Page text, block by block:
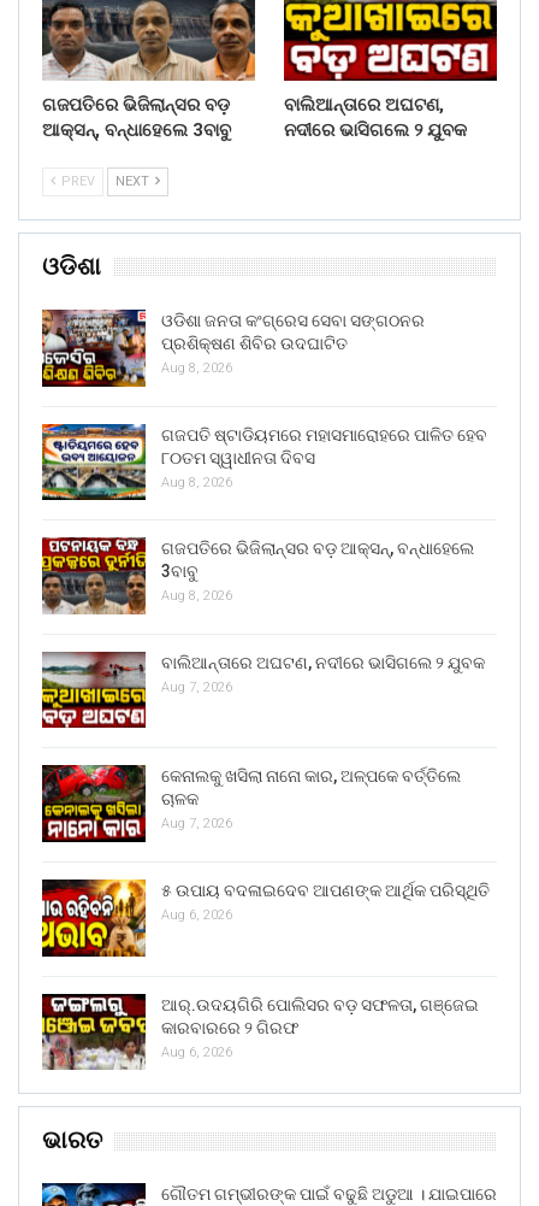
ଗଜପତିରେ ଭିଜିଲାନ୍ସର ବଡ଼
ଆକ୍ସନ୍, ବନ୍ଧାହେଲେ 3ବାବୁ
ବାଲିଆନ୍ତାରେ ଅଘଟଣ,
ନଦୀରେ ଭାସିଗଲେ ୨ ଯୁବକ
PREV NEXT
ଓଡିଶା
ଓଡିଶା ଜନତା କଂଗ୍ରେସ ସେବା ସଙ୍ଗଠନର
ପ୍ରଶିକ୍ଷଣ ଶିବିର ଉଦଘାଟିତ
Aug 8, 2026
ଗଜପତି ଷ୍ଟାଡିୟମରେ ମହାସମାରୋହରେ ପାଳିତ ହେବ
୮୦ତମ ସ୍ୱାଧୀନତା ଦିବସ
Aug 8, 2026
ଗଜପତିରେ ଭିଜିଲାନ୍ସର ବଡ଼ ଆକ୍ସନ୍, ବନ୍ଧାହେଲେ
3ବାବୁ
Aug 8, 2026
ବାଲିଆନ୍ତାରେ ଅଘଟଣ, ନଦୀରେ ଭାସିଗଲେ ୨ ଯୁବକ
Aug 7, 2026
କେନାଲକୁ ଖସିଲା ନାନୋ କାର, ଅଳ୍ପକେ ବର୍ତ୍ତିଲେ
ଚାଳକ
Aug 7, 2026
୫ ଉପାୟ ବଦଳାଇଦେବ ଆପଣଙ୍କ ଆର୍ଥିକ ପରିସ୍ଥିତି
Aug 6, 2026
ଆର୍.ଉଦୟଗିରି ପୋଲିସର ବଡ଼ ସଫଳତା, ଗଞ୍ଜେଇ
କାରବାରରେ ୨ ଗିରଫ
Aug 6, 2026
ଭାରତ
ଗୌତମ ଗମ୍ଭୀରଙ୍କ ପାଇଁ ବଢୁଛି ଅଡୁଆ । ଯାଇପାରେ